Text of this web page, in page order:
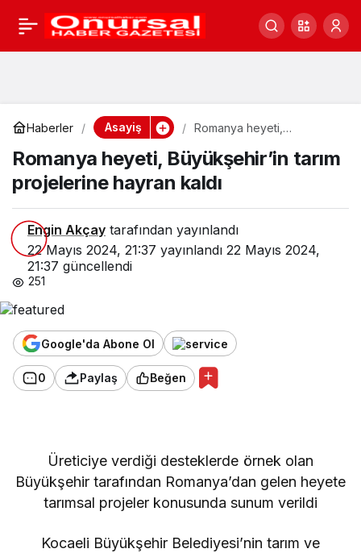
Haberler Asayiş
Romanya heyeti,
projelerine hayran kaldı
Romanya heyeti, Büyükşehir’in tarım
projelerine hayran kaldı
Engin Akçay tarafından yayınlandı
22 Mayıs 2024, 21:37 yayınlandı 22 Mayıs 2024,
21:37 güncellendi
251
Google'da Abone Ol
0 Paylaş Beğen
Üreticiye verdiği desteklerde örnek olan
Büyükşehir tarafından Romanya’dan gelen heyete
tarımsal projeler konusunda sunum verildi
Kocaeli Büyükşehir Belediyesi’nin tarım ve
Çerkes Sürgünü, Babalı 0 Paylaş